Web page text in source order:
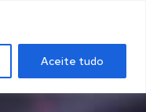
Aceite tudo